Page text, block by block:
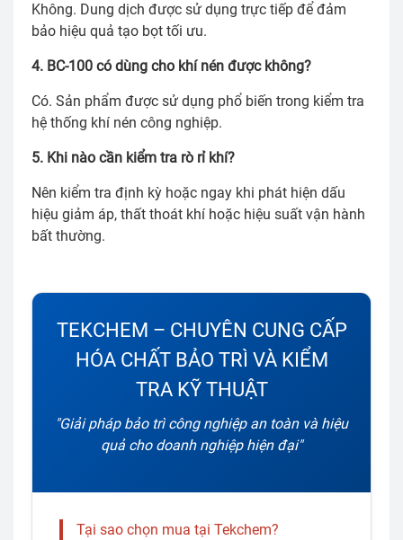
Không. Dung dịch được sử dụng trực tiếp để đảm
bảo hiệu quả tạo bọt tối ưu.
4. BC-100 có dùng cho khí nén được không?
Có. Sản phẩm được sử dụng phổ biến trong kiểm tra
hệ thống khí nén công nghiệp.
5. Khi nào cần kiểm tra rò rỉ khí?
Nên kiểm tra định kỳ hoặc ngay khi phát hiện dấu
hiệu giảm áp, thất thoát khí hoặc hiệu suất vận hành
bất thường.
TEKCHEM – CHUYÊN CUNG CẤP
HÓA CHẤT BẢO TRÌ VÀ KIỂM
TRA KỸ THUẬT
"Giải pháp bảo trì công nghiệp an toàn và hiệu
quả cho doanh nghiệp hiện đại"
Tại sao chọn mua tại Tekchem?